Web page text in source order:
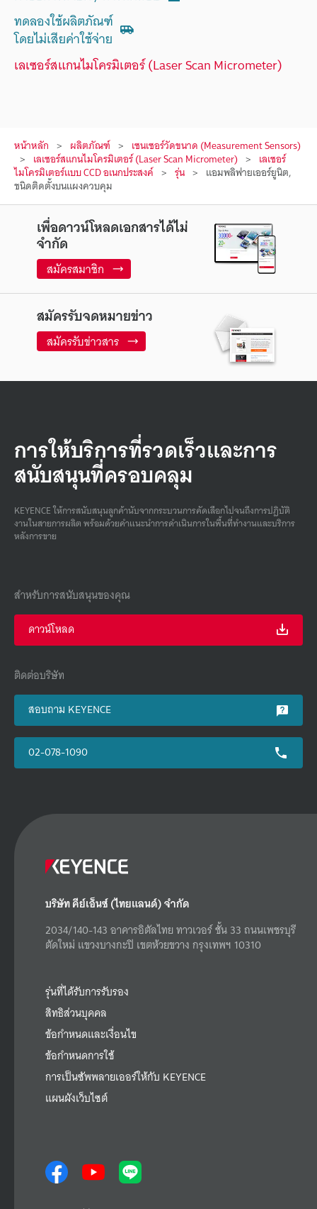
ทดลองใช้ผลิตภัณฑ์
โดยไม่เสียค่าใช้จ่าย
เลเซอร์สแกนไมโครมิเตอร์ (Laser Scan Micrometer)
หน้าหลัก ผลิตภัณฑ์ เซนเซอร์วัดขนาด (Measurement Sensors)
เลเซอร์สแกนไมโครมิเตอร์ (Laser Scan Micrometer) เลเซอร์
ไมโครมิเตอร์แบบ CCD อเนกประสงค์ รุ่น แอมพลิฟายเออร์ยูนิต,
ชนิดติดตั้งบนแผงควบคุม
เพื่อดาวน์โหลดเอกสารได้ไม่
จำกัด
สมัครสมาชิก
สมัครรับจดหมายข่าว
สมัครรับข่าวสาร
การให้บริการที่รวดเร็วและการ
สนับสนุนที่ครอบคลุม
KEYENCE ให้การสนับสนุนลูกค้านับจากกระบวนการคัดเลือกไปจนถึงการปฏิบัติ
งานในสายการผลิต พร้อมด้วยคําแนะนําการดําเนินการในพื้นที่ทํางานและบริการ
หลังการขาย
สำหรับการสนับสนุนของคุณ
ดาวน์โหลด
ติดต่อบริษัท
สอบถาม KEYENCE
02-078-1090
บริษัท คีย์เอ็นซ์ (ไทยแลนด์) จำกัด
2034/140-143 อาคารอิตัลไทย ทาวเวอร์ ชั้น 33 ถนนเพชรบุรี
ตัดใหม่ แขวงบางกะปิ เขตห้วยขวาง กรุงเทพฯ 10310
รุ่นที่ได้รับการรับรอง
สิทธิส่วนบุคคล
ข้อกำหนดและเงื่อนไข
ข้อกำหนดการใช้
การเป็นซัพพลายเออร์ให้กับ KEYENCE
แผนผังเว็บไซต์